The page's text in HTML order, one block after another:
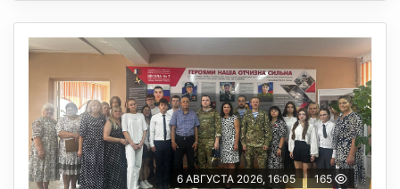
6 АВГУСТА 2026, 16:05 165